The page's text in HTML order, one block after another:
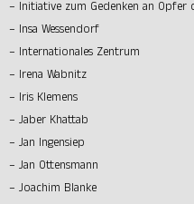
– Initiative zum Gedenken an Opfer
– Insa Wessendorf
– Internationales Zentrum
– Irena Wabnitz
– Iris Klemens
– Jaber Khattab
– Jan Ingensiep
– Jan Ottensmann
– Joachim Blanke